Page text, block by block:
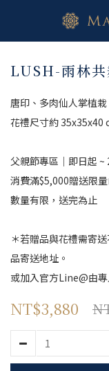
LUSH-雨林共
唐印、多肉仙人掌植
花禮尺寸約 35x35x40
父親節專區｜即日起 ~
消費滿$5,000贈送限
數量有限，送完為止
＊若贈品與花禮需寄
品寄送地址。
或加入官方Line@由專
NT$3,880